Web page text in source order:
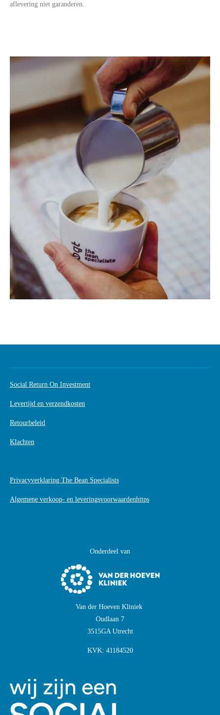
aflevering niet garanderen.
Social Return On Investment
Levertijd en verzendkosten
Retourbeleid
Klachten
Privacyverklaring The Bean Specialists
Algemene verkoop- en leveringsvoorwaardenhttps
Onderdeel van
Van der Hoeven Kliniek
Oudlaan 7
3515GA Utrecht
KVK: 41184520